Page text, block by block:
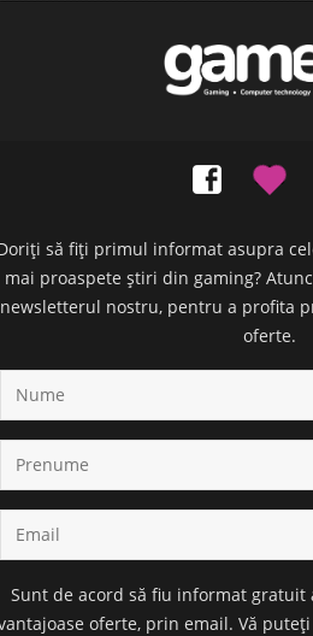
să fiți primul informat asupra
mai proaspete știri din gaming?
newsletterul nostru, pentru a profita
oferte.
Sunt de acord să fiu informat gratuit
oferte, prin email. Vă